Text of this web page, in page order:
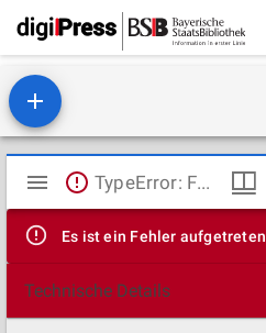
Mirador
Viewer
TypeError: Failed to fetch
Es ist ein Fehler aufgetreten
Technische Details